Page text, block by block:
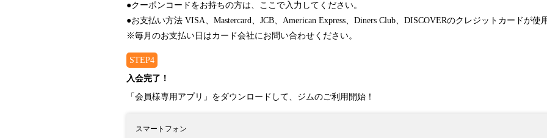
●クーポンコードをお持ちの方は、ここで入力してください。
●お支払い方法 VISA、Mastercard、JCB、American Express、Diners Club、DISCOVERのクレジットカードが使
※毎月のお支払い日はカード会社にお問い合わせください。
STEP4
入会完了！
「会員様専用アプリ」をダウンロードして、ジムのご利用開始！
スマートフォン